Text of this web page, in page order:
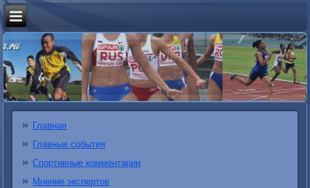
Главная
Главные события
Спортивные комментарии
Мнение экспертов